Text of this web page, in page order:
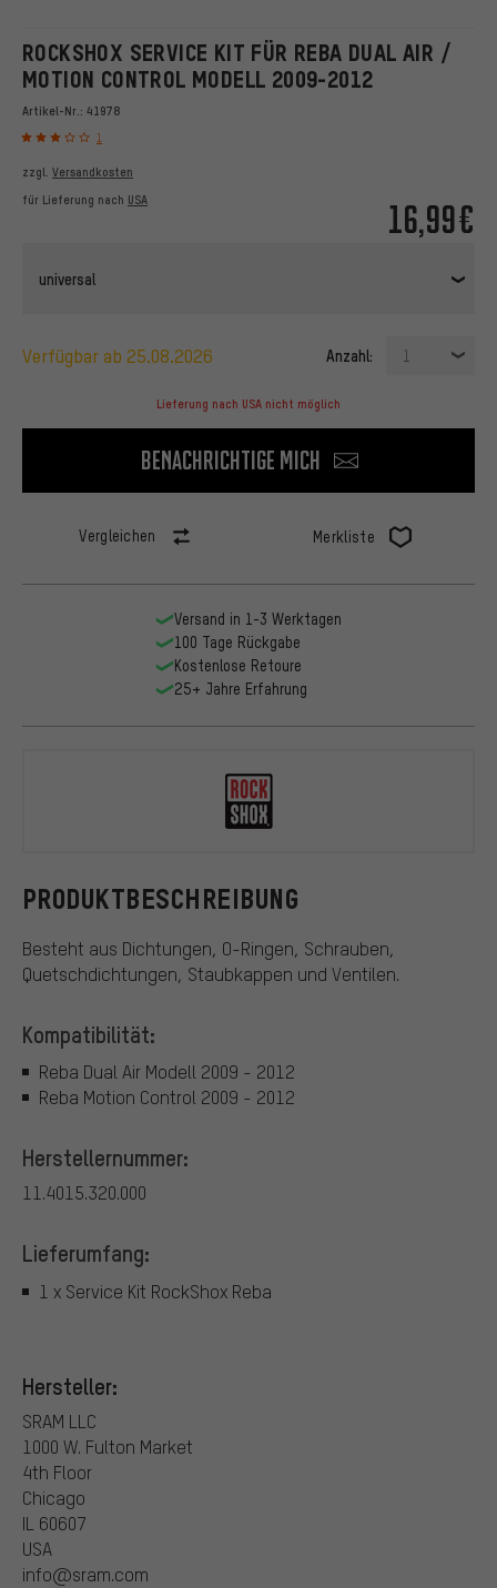
ROCKSHOX SERVICE KIT FÜR REBA DUAL AIR /
MOTION CONTROL MODELL 2009-2012
Artikel-Nr.: 41978
1
16,99€
zzgl. Versandkosten
für Lieferung nach USA
universal
verfügbar ab 25.08.2026 Anzahl: 1
Lieferung nach USA nicht möglich
Benachrichtige mich
Vergleichen Merkliste
PRODUKTBESCHREIBUNG
Besteht aus Dichtungen, O-Ringen, Schrauben,
Quetschdichtungen, Staubkappen und Ventilen.
Kompatibilität:
Reba Dual Air Modell 2009 - 2012
Reba Motion Control 2009 - 2012
Herstellernummer:
11.4015.320.000
Lieferumfang:
1 x Service Kit RockShox Reba
Hersteller:
SRAM LLC
1000 W. Fulton Market
4th Floor
Chicago
IL 60607
USA
info@sram.com
Versand in 1-3 Werktagen
100 Tage Rückgabe
Kostenlose Retoure
25+ Jahre Erfahrung